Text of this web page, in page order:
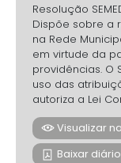
Resolução
Dispõe sobre a
na Rede
em virtude da
providências. O
uso das
autoriza a Lei
Visualizar
Baixar